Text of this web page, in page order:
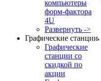
компьютеры
форм-фактора
4U
Развернуть ->
Графические станции
Графические
станции со
скидкой по
акции